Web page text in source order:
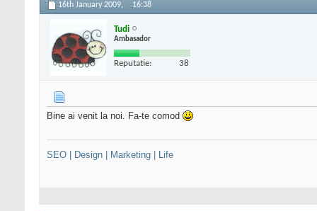
16th January 2009, 16:38
Tudi
Ambasador
Reputatie: 38
Bine ai venit la noi. Fa-te comod
SEO | Design | Marketing | Life